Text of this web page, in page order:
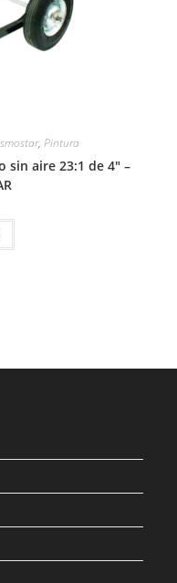
, Pintura
sin aire 23:1 de 4″ –